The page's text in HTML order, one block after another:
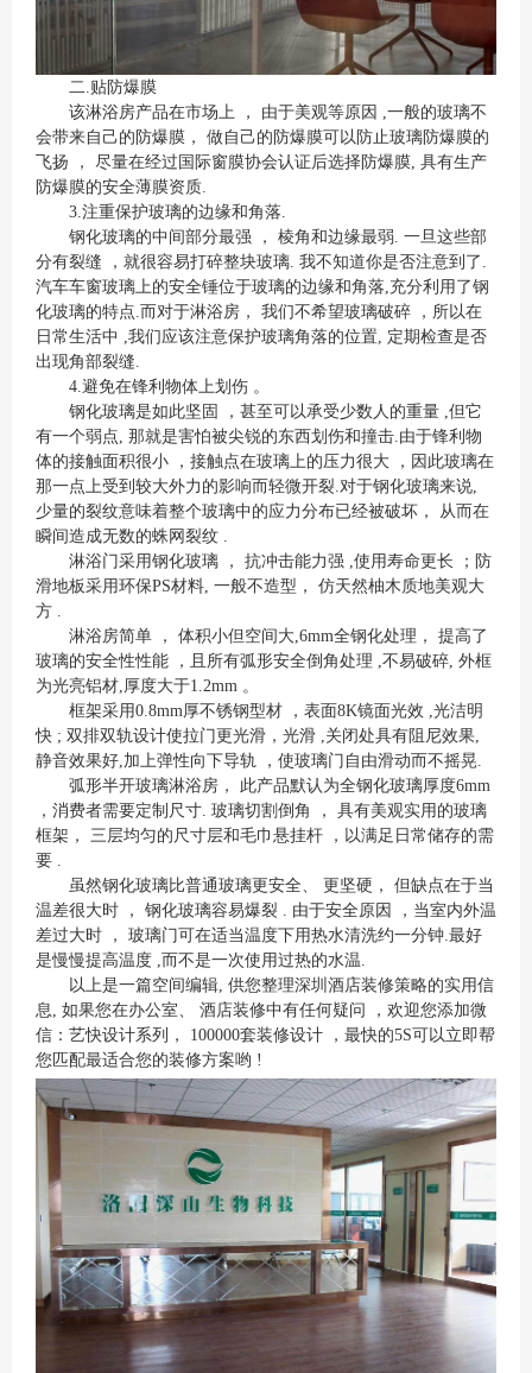
二.贴防爆膜
该淋浴房产品在市场上 ， 由于美观等原因 ,一般的玻璃不
会带来自己的防爆膜， 做自己的防爆膜可以防止玻璃防爆膜的
飞扬 ， 尽量在经过国际窗膜协会认证后选择防爆膜, 具有生产
防爆膜的安全薄膜资质.
3.注重保护玻璃的边缘和角落.
钢化玻璃的中间部分最强 ， 棱角和边缘最弱. 一旦这些部
分有裂缝 ，就很容易打碎整块玻璃. 我不知道你是否注意到了.
汽车车窗玻璃上的安全锤位于玻璃的边缘和角落,充分利用了钢
化玻璃的特点.而对于淋浴房， 我们不希望玻璃破碎 ，所以在
日常生活中 ,我们应该注意保护玻璃角落的位置, 定期检查是否
出现角部裂缝.
4.避免在锋利物体上划伤 。
钢化玻璃是如此坚固 ，甚至可以承受少数人的重量 ,但它
有一个弱点, 那就是害怕被尖锐的东西划伤和撞击.由于锋利物
体的接触面积很小 ，接触点在玻璃上的压力很大 ，因此玻璃在
那一点上受到较大外力的影响而轻微开裂.对于钢化玻璃来说,
少量的裂纹意味着整个玻璃中的应力分布已经被破坏， 从而在
瞬间造成无数的蛛网裂纹 .
淋浴门采用钢化玻璃 ， 抗冲击能力强 ,使用寿命更长 ；防
滑地板采用环保PS材料, 一般不造型， 仿天然柚木质地美观大
方 .
淋浴房简单 ， 体积小但空间大,6mm全钢化处理， 提高了
玻璃的安全性性能 ，且所有弧形安全倒角处理 ,不易破碎, 外框
为光亮铝材,厚度大于1.2mm 。
框架采用0.8mm厚不锈钢型材 ，表面8K镜面光效 ,光洁明
快 ; 双排双轨设计使拉门更光滑，光滑 ,关闭处具有阻尼效果,
静音效果好,加上弹性向下导轨 ，使玻璃门自由滑动而不摇晃.
弧形半开玻璃淋浴房， 此产品默认为全钢化玻璃厚度6mm
，消费者需要定制尺寸. 玻璃切割倒角 ， 具有美观实用的玻璃
框架， 三层均匀的尺寸层和毛巾悬挂杆 ，以满足日常储存的需
要 .
虽然钢化玻璃比普通玻璃更安全、 更坚硬， 但缺点在于当
温差很大时 ， 钢化玻璃容易爆裂 . 由于安全原因 ，当室内外温
差过大时 ， 玻璃门可在适当温度下用热水清洗约一分钟.最好
是慢慢提高温度 ,而不是一次使用过热的水温.
以上是一篇空间编辑, 供您整理深圳酒店装修策略的实用信
息, 如果您在办公室、 酒店装修中有任何疑问 ，欢迎您添加微
信：艺快设计系列， 100000套装修设计 ，最快的5S可以立即帮
您匹配最适合您的装修方案哟 !